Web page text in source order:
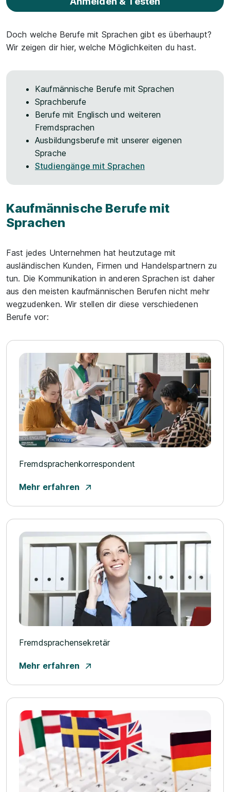
Doch welche Berufe mit Sprachen gibt es überhaupt?
Wir zeigen dir hier, welche Möglichkeiten du hast.
Kaufmännische Berufe mit Sprachen
Sprachberufe
Berufe mit Englisch und weiteren
Fremdsprachen
Ausbildungsberufe mit unserer eigenen
Sprache
Studiengänge mit Sprachen
Kaufmännische Berufe mit
Sprachen
Fast jedes Unternehmen hat heutzutage mit
ausländischen Kunden, Firmen und Handelspartnern zu
tun. Die Kommunikation in anderen Sprachen ist daher
aus den meisten kaufmännischen Berufen nicht mehr
wegzudenken. Wir stellen dir diese verschiedenen
Berufe vor:
Fremdsprachenkorrespondent
Mehr erfahren
Fremdsprachensekretär
Mehr erfahren